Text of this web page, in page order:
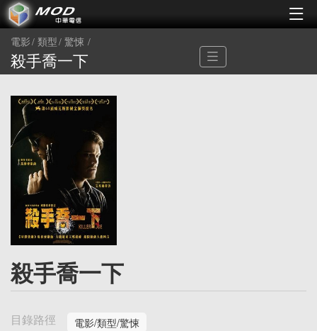
電影 類型 驚悚
殺手喬一下
殺手喬一下
目錄路徑 電影/類型/驚悚